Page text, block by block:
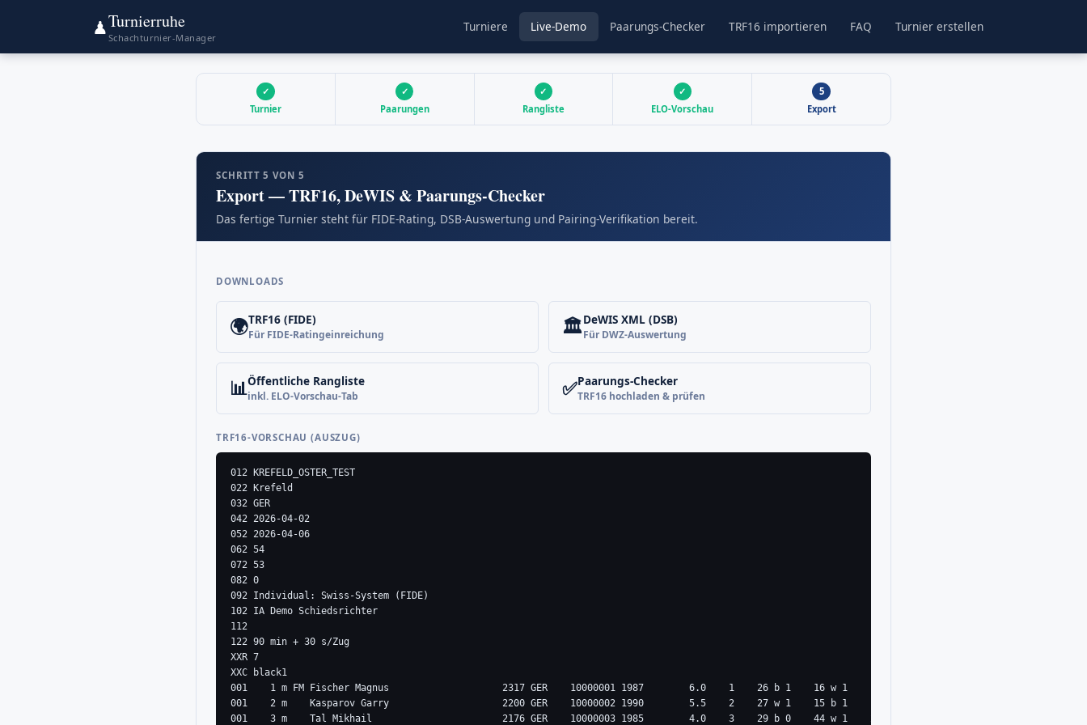
♟Turnierruhe
Schachturnier-Manager
Turniere Live-Demo Paarungs-Checker TRF16 importieren FAQ Turnier erstellen
✓
Turnier
✓
Paarungen
✓
Rangliste
✓
ELO-Vorschau
5
Export
SCHRITT 5 VON 5
Export — TRF16, DeWIS & Paarungs-Checker
Das fertige Turnier steht für FIDE-Rating, DSB-Auswertung und Pairing-Verifikation bereit.
DOWNLOADS
🌍TRF16 (FIDE)
Für FIDE-Ratingeinreichung 🏛DeWIS XML (DSB)
Für DWZ-Auswertung
📊Öffentliche Rangliste
inkl. ELO-Vorschau-Tab ✅Paarungs-Checker
TRF16 hochladen & prüfen
TRF16-VORSCHAU (AUSZUG)
012 KREFELD_OSTER_TEST
022 Krefeld
032 GER
042 2026-04-02
052 2026-04-06
062 54
072 53
082 0
092 Individual: Swiss-System (FIDE)
102 IA Demo Schiedsrichter
112
122 90 min + 30 s/Zug
XXR 7
XXC black1
001    1 m FM Fischer Magnus                    2317 GER    10000001 1987        6.0    1    26 b 1    16 w 1     6 b 1     8 w =    11 b 1     4 w 1
001    2 m    Kasparov Garry                    2200 GER    10000002 1990        5.5    2    27 w 1    15 b 1     9 w 1     4 b =    17 w 1  0000 - Z
001    3 m    Tal Mikhail                       2176 GER    10000003 1985        4.0    3    29 b 0    44 w 1    26 b 1    16 w 1     8 b =    14 w 0